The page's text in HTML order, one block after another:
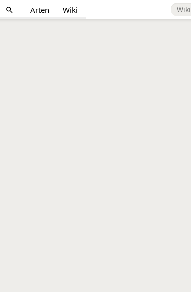
search Arten Wiki